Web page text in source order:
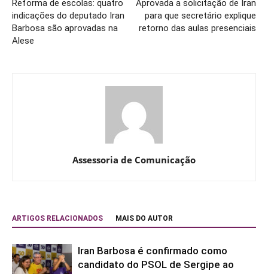
Reforma de escolas: quatro
indicações do deputado Iran
Barbosa são aprovadas na
Alese
Aprovada a solicitação de Iran
para que secretário explique
retorno das aulas presenciais
Assessoria de Comunicação
ARTIGOS RELACIONADOS MAIS DO AUTOR
Iran Barbosa é confirmado como
candidato do PSOL de Sergipe ao